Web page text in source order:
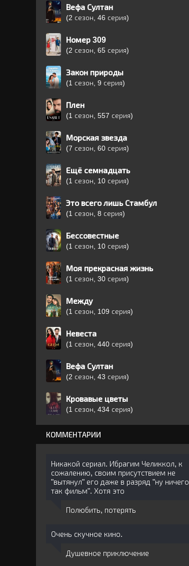
Вефа Султан
(2 сезон, 46 серия)
Номер 309
(2 сезон, 65 серия)
Закон природы
(1 сезон, 9 серия)
Плен
(1 сезон, 557 серия)
Морская звезда
(7 сезон, 60 серия)
Ещё семнадцать
(1 сезон, 10 серия)
Это всего лишь Стамбул
(1 сезон, 8 серия)
Бессовестные
(1 сезон, 10 серия)
Моя прекрасная жизнь
(1 сезон, 30 серия)
Между
(1 сезон, 109 серия)
Невеста
(1 сезон, 440 серия)
Вефа Султан
(2 сезон, 43 серия)
Кровавые цветы
(1 сезон, 434 серия)
КОММЕНТАРИИ
Никакой сериал. Ибрагим Челиккол, к
сожалению, своим присутствием не
"вытянул" его даже в разряд "ну ничего
так фильм". Хотя это
Полюбить, потерять
Очень скучное кино.
Душевное приключение